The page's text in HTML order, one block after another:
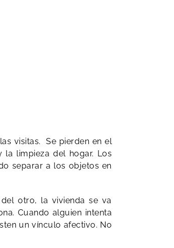
visitas. Se pierden en el
limpieza del hogar. Los
separar a los objetos en
otro, la vivienda se va
Cuando alguien intenta
un vínculo afectivo. No